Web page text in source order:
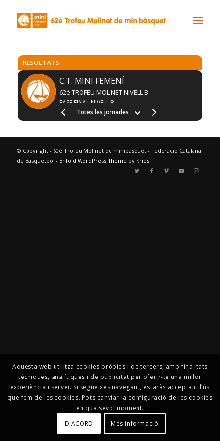
RESULTATS
C.T. MINI FEMENÍ
62è TROFEU MOLINET NIVELL B
FASE FINAL NIVELL B
Totes les jornades
© Copyright - 60è Trofeu Molinet de minibàsquet - Federació Catalana
de Basquetbol - Enfold WordPress Theme by Kriesi
Aquesta web utilitza cookies pròpies i de tercers, amb finalitats
tècniques, analítiques i de publicitat per oferir-te una millor
experiència i servei. Si segueixes navegant, estaràs acceptant l’ús
que fem de les cookies. Pots canviar la configuració de les cookies
en qualsevol moment.
D'ACORD
Més informació